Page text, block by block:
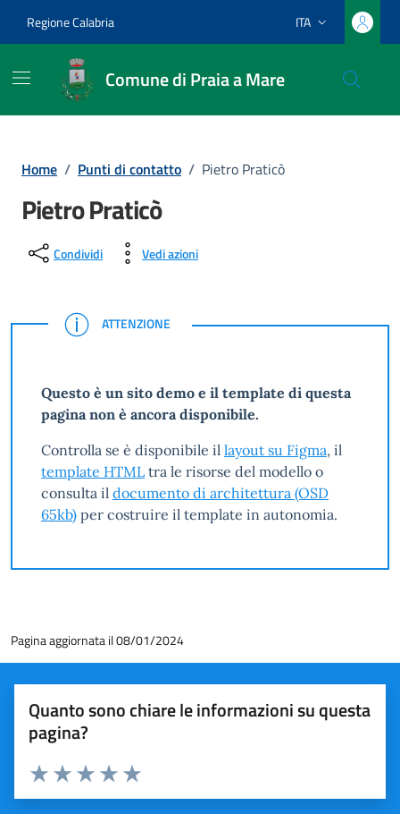
Regione Calabria Lingua attiva:
ITA
Comune di Praia a Mare
Home / Punti di contatto / Pietro Praticò
Pietro Praticò
Condividi Vedi azioni
ATTENZIONE
ATTENZIONE
Questo è un sito demo e il template di questa
pagina non è ancora disponibile.
Controlla se è disponibile il layout su Figma, il
template HTML tra le risorse del modello o
consulta il documento di architettura (OSD
65kb) per costruire il template in autonomia.
Pagina aggiornata il 08/01/2024
Quanto sono chiare le informazioni su questa
pagina?
Valuta 5 stelle su 5
Valuta 4 stelle su 5
Valuta 3 stelle su 5
Valuta 2 stelle su 5
Valuta 1 stelle su 5